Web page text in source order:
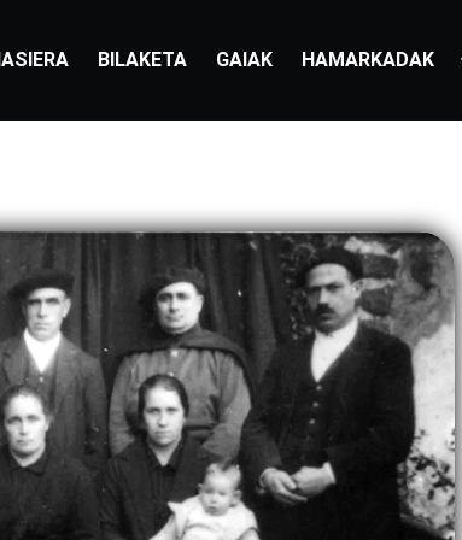
BILAKETA GAIAK HAMARKADAK